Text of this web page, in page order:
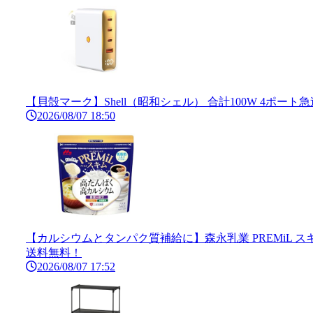
【貝殻マーク】Shell（昭和シェル） 合計100W 4ポート
2026/08/07 18:50
【カルシウムとタンパク質補給に】森永乳業 PREMiL
送料無料！
2026/08/07 17:52